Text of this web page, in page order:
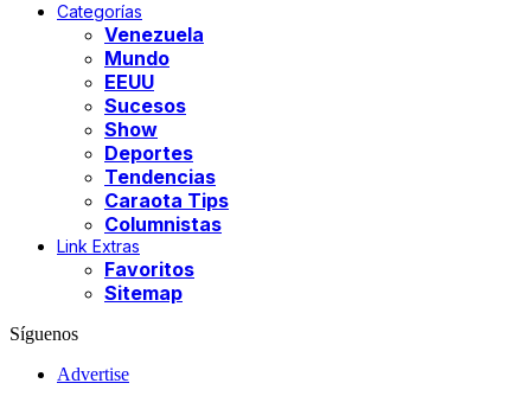
Categorías
Venezuela
Mundo
EEUU
Sucesos
Show
Deportes
Tendencias
Caraota Tips
Columnistas
Link Extras
Favoritos
Sitemap
Síguenos
Advertise